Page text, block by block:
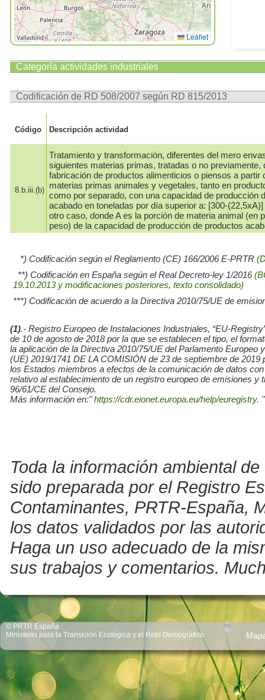
Leaflet
Categoría actividades industriales
Codificación de RD 508/2007 según RD 815/2013
Código Descripción actividad
8.b.iii.(b)
Tratamiento y transformación, diferentes del mero
siguientes materias primas, tratadas o no previamente,
fabricación de productos alimenticios o piensos a partir
materias primas animales y vegetales, tanto en
como por separado, con una capacidad de producción
acabado en toneladas por día superior a: [300-
otro caso, donde A es la porción de materia animal (en
peso) de la capacidad de producción de productos
*) Codificación según el Reglamento (CE) 166/2006 E-PRTR
**) Codificación en España según el Real Decreto-ley 1/2016
19.10.2013 y modificaciones posteriores, texto consolidado)
***) Codificación de acuerdo a la Directiva 2010/75/UE de
(1).- Registro Europeo de Instalaciones Industriales, “EU-
de 10 de agosto de 2018 por la que se establecen el tipo, el
la aplicación de la Directiva 2010/75/UE del Parlamento
(UE) 2019/1741 DE LA COMISIÓN de 23 de septiembre de
los Estados miembros a efectos de la comunicación de datos
relativo al establecimiento de un registro europeo de emisiones
96/61/CE del Consejo.
Más información en:"https://cdr.eionet.europa.eu/help/euregistry. "
Toda la información ambiental
sido preparada por el Registro
Contaminantes, PRTR-España,
los datos validados por las
Haga un uso adecuado de la
sus trabajos y comentarios.
© PRTR España
Ministerio para la Transición Ecológica y el Reto Demográfico